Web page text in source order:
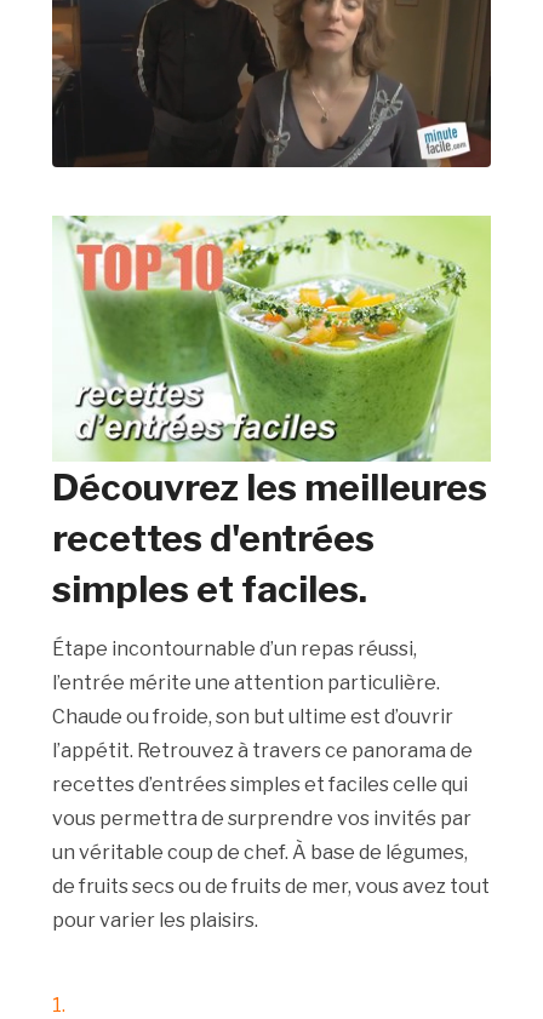
Découvrez les meilleures
recettes d'entrées
simples et faciles.
Étape incontournable d’un repas réussi,
l’entrée mérite une attention particulière.
Chaude ou froide, son but ultime est d’ouvrir
l’appétit. Retrouvez à travers ce panorama de
recettes d’entrées simples et faciles celle qui
vous permettra de surprendre vos invités par
un véritable coup de chef. À base de légumes,
de fruits secs ou de fruits de mer, vous avez tout
pour varier les plaisirs.
1.